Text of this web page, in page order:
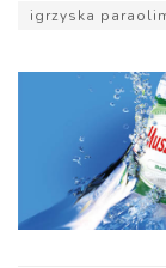
igrzyska